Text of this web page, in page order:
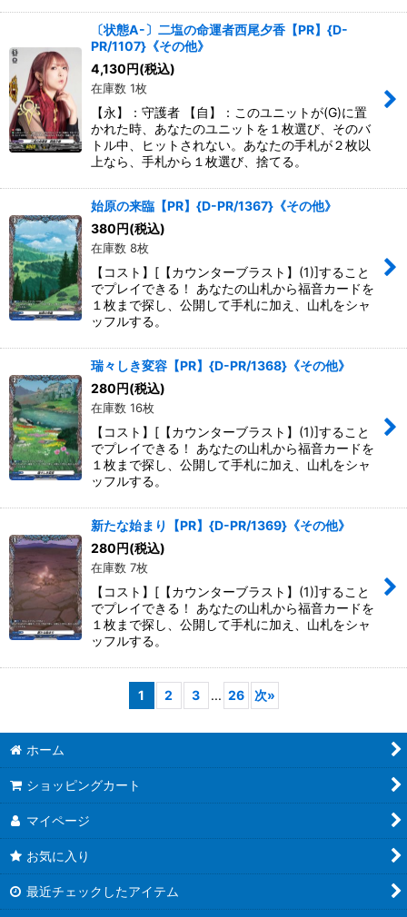
〔状態A-〕二塩の命運者西尾夕香【PR】{D-
PR/1107}《その他》
4,130円(税込)
在庫数 1枚
【永】：守護者 【自】：このユニットが(G)に置
かれた時、あなたのユニットを１枚選び、そのバ
トル中、ヒットされない。あなたの手札が２枚以
上なら、手札から１枚選び、捨てる。
始原の来臨【PR】{D-PR/1367}《その他》
380円(税込)
在庫数 8枚
【コスト】[【カウンターブラスト】(1)]すること
でプレイできる！ あなたの山札から福音カードを
１枚まで探し、公開して手札に加え、山札をシャ
ッフルする。
瑞々しき変容【PR】{D-PR/1368}《その他》
280円(税込)
在庫数 16枚
【コスト】[【カウンターブラスト】(1)]すること
でプレイできる！ あなたの山札から福音カードを
１枚まで探し、公開して手札に加え、山札をシャ
ッフルする。
新たな始まり【PR】{D-PR/1369}《その他》
280円(税込)
在庫数 7枚
【コスト】[【カウンターブラスト】(1)]すること
でプレイできる！ あなたの山札から福音カードを
１枚まで探し、公開して手札に加え、山札をシャ
ッフルする。
1 2 3 ... 26 次»
ホーム
ショッピングカート
マイページ
お気に入り
最近チェックしたアイテム